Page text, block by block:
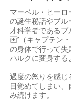
マーベル・ヒーロ
の誕生秘話やブル
才科学者であるブ
画”（キャプテン
の身体で行って失
ハルクに変身する
過度の怒りを感じ
目覚めてしまい
み続けます。